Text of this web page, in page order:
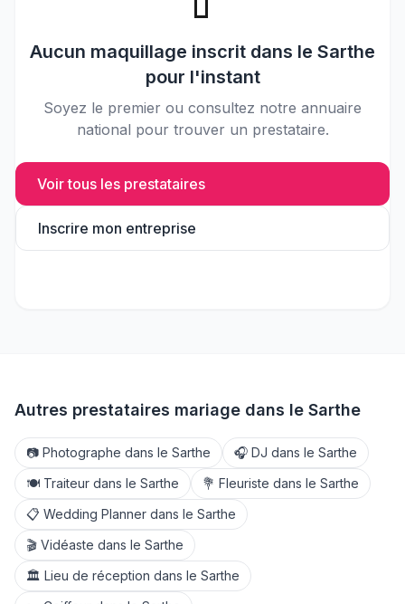
Aucun maquillage inscrit dans le Sarthe
pour l'instant
Soyez le premier ou consultez notre annuaire
national pour trouver un prestataire.
Voir tous les prestataires
Inscrire mon entreprise
Autres prestataires mariage dans le Sarthe
📷 Photographe dans le Sarthe 🎧 DJ dans le Sarthe
🍽️ Traiteur dans le Sarthe 💐 Fleuriste dans le Sarthe
📋 Wedding Planner dans le Sarthe
🎬 Vidéaste dans le Sarthe
🏛️ Lieu de réception dans le Sarthe